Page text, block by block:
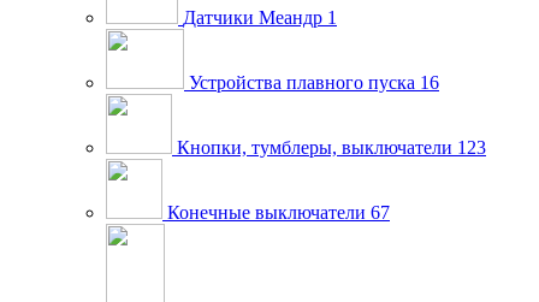
Датчики Меандр 1
Устройства плавного пуска 16
Кнопки, тумблеры, выключатели 123
Конечные выключатели 67